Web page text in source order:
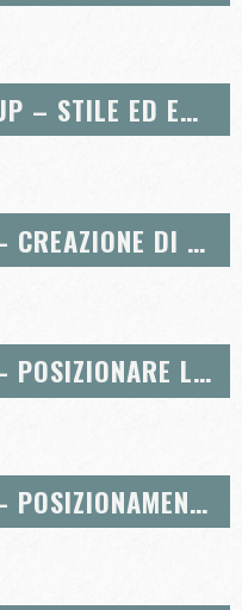
TUTORIAL SU SKETCHUP – STILE ED ESPORTAZIONE DELLE IMMAGINI LE IMMAGINI
TUTORIAL SKETCHUP – CREAZIONE DI SCENE
TUTORIAL SKETCHUP – POSIZIONARE LA TELECAMERA
TUTORIAL SKETCHUP – POSIZIONAMENTO E ROTAZIONE DEI COMPONENTI